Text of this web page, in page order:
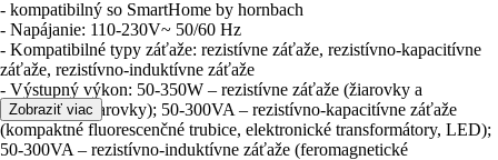
- kompatibilný so SmartHome by hornbach
- Napájanie: 110-230V~ 50/60 Hz
- Kompatibilné typy záťaže: rezistívne záťaže, rezistívno-kapacitívne
záťaže, rezistívno-induktívne záťaže
- Výstupný výkon: 50-350W – rezistívne záťaže (žiarovky a
halogénové žiarovky); 50-300VA – rezistívno-kapacitívne záťaže
(kompaktné fluorescenčné trubice, elektronické transformátory, LED);
50-300VA – rezistívno-induktívne záťaže (feromagnetické
Zobraziť viac